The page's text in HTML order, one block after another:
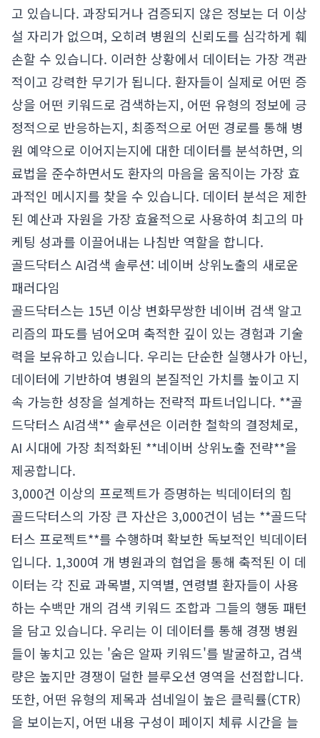
고 있습니다. 과장되거나 검증되지 않은 정보는 더 이상
설 자리가 없으며, 오히려 병원의 신뢰도를 심각하게 훼
손할 수 있습니다. 이러한 상황에서 데이터는 가장 객관
적이고 강력한 무기가 됩니다. 환자들이 실제로 어떤 증
상을 어떤 키워드로 검색하는지, 어떤 유형의 정보에 긍
정적으로 반응하는지, 최종적으로 어떤 경로를 통해 병
원 예약으로 이어지는지에 대한 데이터를 분석하면, 의
료법을 준수하면서도 환자의 마음을 움직이는 가장 효
과적인 메시지를 찾을 수 있습니다. 데이터 분석은 제한
된 예산과 자원을 가장 효율적으로 사용하여 최고의 마
케팅 성과를 이끌어내는 나침반 역할을 합니다.
골드닥터스 AI검색 솔루션: 네이버 상위노출의 새로운
패러다임
골드닥터스는 15년 이상 변화무쌍한 네이버 검색 알고
리즘의 파도를 넘어오며 축적한 깊이 있는 경험과 기술
력을 보유하고 있습니다. 우리는 단순한 실행사가 아닌,
데이터에 기반하여 병원의 본질적인 가치를 높이고 지
속 가능한 성장을 설계하는 전략적 파트너입니다. **골
드닥터스 AI검색** 솔루션은 이러한 철학의 결정체로,
AI 시대에 가장 최적화된 **네이버 상위노출 전략**을
제공합니다.
3,000건 이상의 프로젝트가 증명하는 빅데이터의 힘
골드닥터스의 가장 큰 자산은 3,000건이 넘는 **골드닥
터스 프로젝트**를 수행하며 확보한 독보적인 빅데이터
입니다. 1,300여 개 병원과의 협업을 통해 축적된 이 데
이터는 각 진료 과목별, 지역별, 연령별 환자들이 사용
하는 수백만 개의 검색 키워드 조합과 그들의 행동 패턴
을 담고 있습니다. 우리는 이 데이터를 통해 경쟁 병원
들이 놓치고 있는 '숨은 알짜 키워드'를 발굴하고, 검색
량은 높지만 경쟁이 덜한 블루오션 영역을 선점합니다.
또한, 어떤 유형의 제목과 섬네일이 높은 클릭률(CTR)
을 보이는지, 어떤 내용 구성이 페이지 체류 시간을 늘